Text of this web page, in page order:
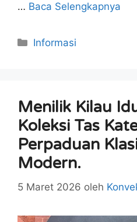
… Baca Selengkapnya
Kategori
Informasi
Menilik Kilau
Koleksi Tas
Perpaduan
Modern.
5 Maret 2026 oleh